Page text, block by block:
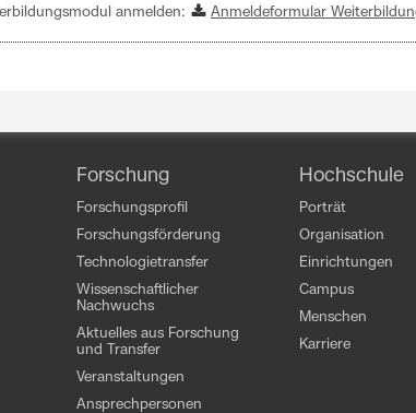
anmelden:
Anmeldeformular
Forschung
Forschungsprofil
Forschungsförderung
Technologietransfer
Wissenschaftlicher
Nachwuchs
Aktuelles aus Forschung
und Transfer
Veranstaltungen
Ansprechpersonen
Hochschule
Porträt
Organisation
Einrichtungen
Campus
Menschen
Karriere